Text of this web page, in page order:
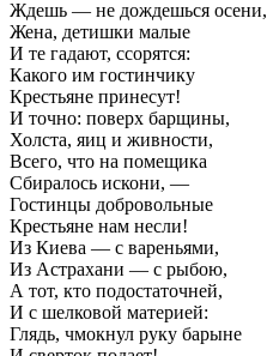
Ждешь — не дождешься осени,
Жена, детишки малые
И те гадают, ссорятся:
Какого им гостинчику
Крестьяне принесут!
И точно: поверх барщины,
Холста, яиц и живности,
Всего, что на помещика
Сбиралось искони, —
Гостинцы добровольные
Крестьяне нам несли!
Из Киева — с вареньями,
Из Астрахани — с рыбою,
А тот, кто подостаточней,
И с шелковой материей:
Глядь, чмокнул руку барыне